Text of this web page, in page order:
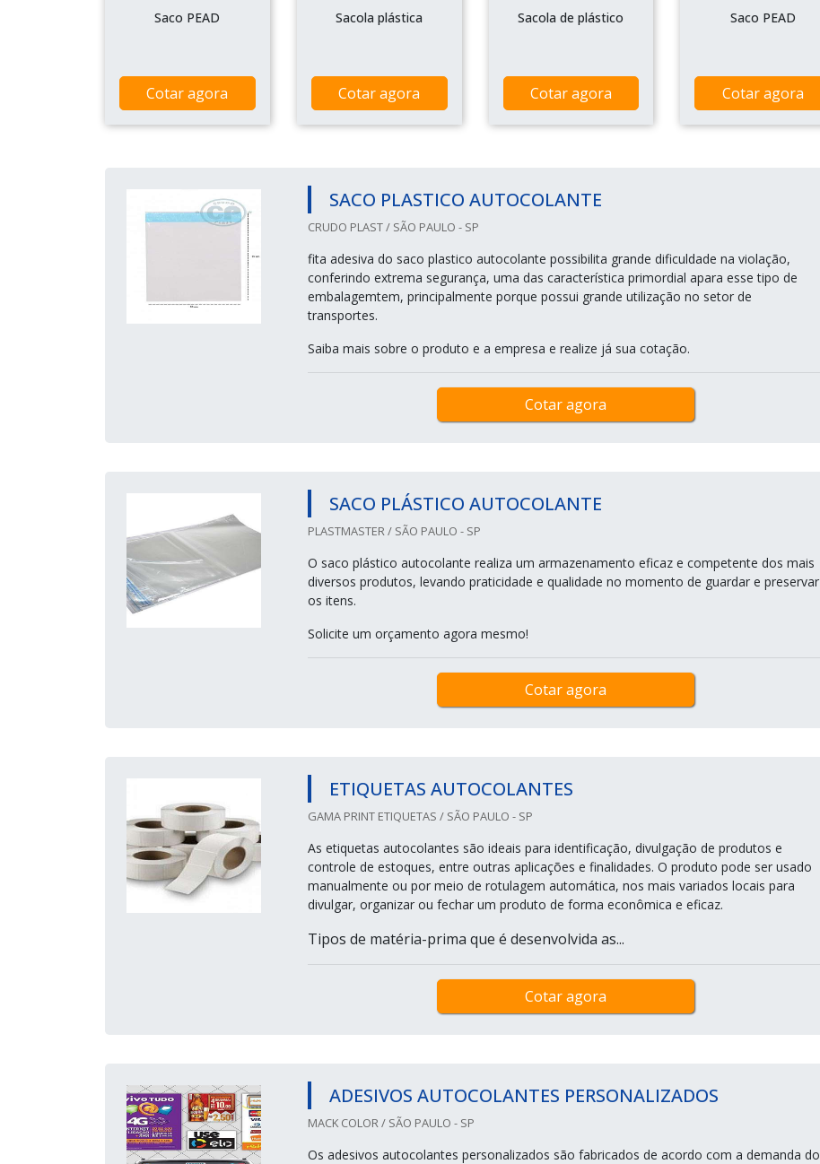
Saco PEAD
Cotar agora
Sacola plástica
Cotar agora
Sacola de plástico
Cotar agora
Saco PEAD
Cotar agora
SACO PLASTICO AUTOCOLANTE
CRUDO PLAST / SÃO PAULO - SP
fita adesiva do saco plastico autocolante possibilita grande dificuldade na violação,
conferindo extrema segurança, uma das característica primordial apara esse tipo de
embalagemtem, principalmente porque possui grande utilização no setor de
transportes.
Saiba mais sobre o produto e a empresa e realize já sua cotação.
Cotar agora
SACO PLÁSTICO AUTOCOLANTE
PLASTMASTER / SÃO PAULO - SP
O saco plástico autocolante realiza um armazenamento eficaz e competente dos mais
diversos produtos, levando praticidade e qualidade no momento de guardar e preservar
os itens.
Solicite um orçamento agora mesmo!
Cotar agora
ETIQUETAS AUTOCOLANTES
GAMA PRINT ETIQUETAS / SÃO PAULO - SP
As etiquetas autocolantes são ideais para identificação, divulgação de produtos e
controle de estoques, entre outras aplicações e finalidades. O produto pode ser usado
manualmente ou por meio de rotulagem automática, nos mais variados locais para
divulgar, organizar ou fechar um produto de forma econômica e eficaz.
Tipos de matéria-prima que é desenvolvida as...
Cotar agora
ADESIVOS AUTOCOLANTES PERSONALIZADOS
MACK COLOR / SÃO PAULO - SP
Os adesivos autocolantes personalizados são fabricados de acordo com a demanda do